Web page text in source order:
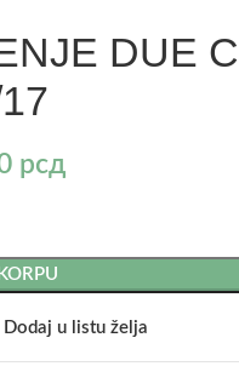
DUE
рсд
Dodaj u listu želja